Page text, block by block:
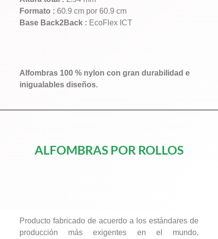
Formato : 60.9 cm por 60.9 cm
Base Back2Back : EcoFlex ICT
Alfombras 100 % nylon con gran durabilidad e
inigualables diseños.
ALFOMBRAS POR ROLLOS
Producto fabricado de acuerdo a los estándares de
producción más exigentes en el mundo,